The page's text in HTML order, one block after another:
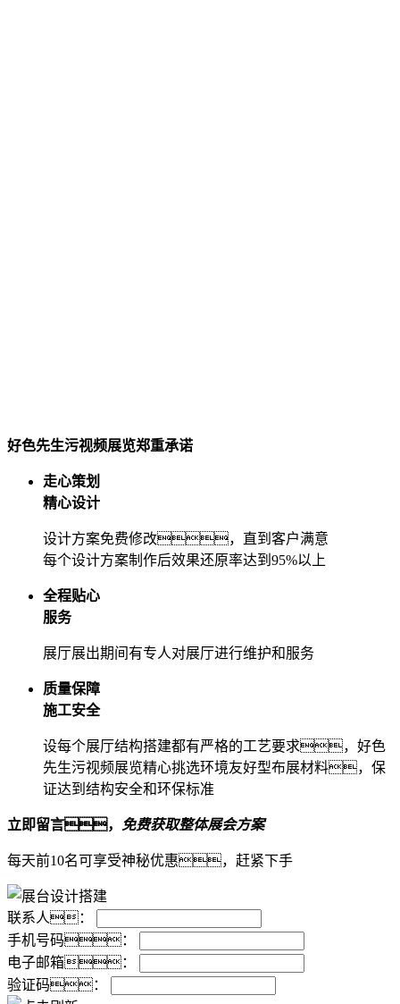
好色先生污视频展览郑重承诺
走心策划
精心设计
设计方案免费修改，直到客户满意
每个设计方案制作后效果还原率达到95%以上
全程贴心
服务
展厅展出期间有专人对展厅进行维护和服务
质量保障
施工安全
设每个展厅结构搭建都有严格的工艺要求，好色
先生污视频展览精心挑选环境友好型布展材料，保
证达到结构安全和环保标准
立即留言， 免费获取整体展会方案
每天前10名可享受神秘优惠，赶紧下手
联系人：
手机号码：
电子邮箱：
验证码：